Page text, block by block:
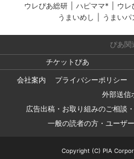
ウレぴあ総研 ハピママ* ウレ
うまいめし
うまいパ
ぴあ関
チケットぴあ
会社案内
プライバシーポリシー
外部送信
広告出稿・お取り組みのご相談
一般の読者の方・ユーザ
Copyright (C) PIA